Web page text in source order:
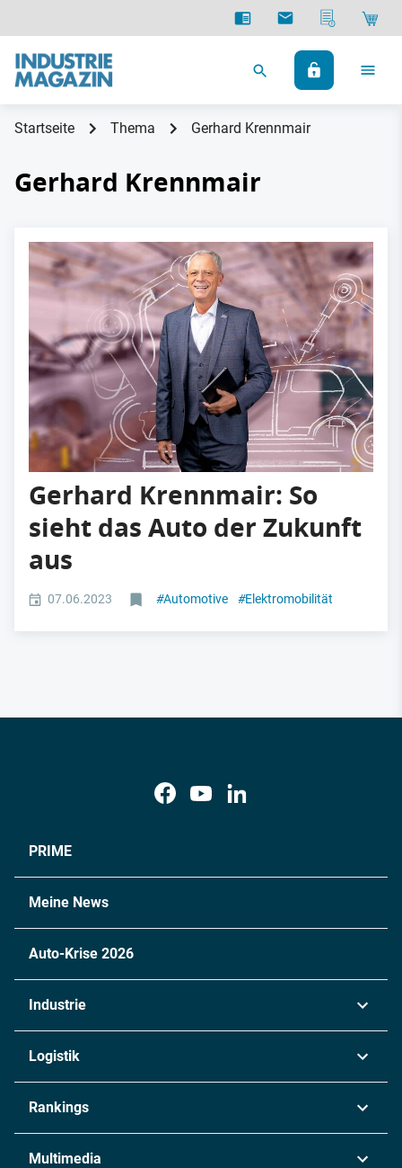
Startseite Thema Gerhard Krennmair
Gerhard Krennmair
Gerhard Krennmair: So
sieht das Auto der Zukunft
aus
07.06.2023 #Automotive #Elektromobilität
PRIME
Meine News
Auto-Krise 2026
Industrie
Chemie
Metall
Logistik
Rankings
Multimedia